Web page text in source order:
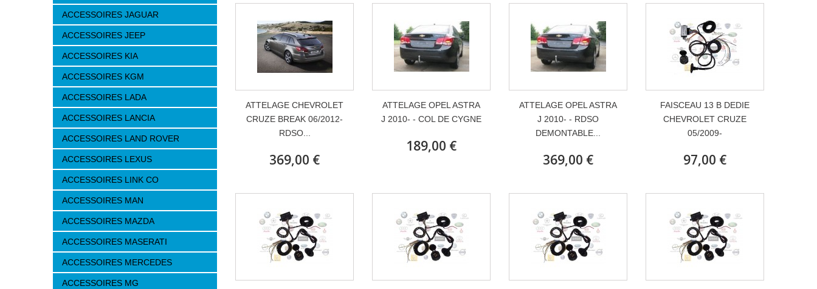
ACCESSOIRES JAGUAR
ACCESSOIRES JEEP
ACCESSOIRES KIA
ACCESSOIRES KGM
ACCESSOIRES LADA
ACCESSOIRES LANCIA
ACCESSOIRES LAND ROVER
ACCESSOIRES LEXUS
ACCESSOIRES LINK CO
ACCESSOIRES MAN
ACCESSOIRES MAZDA
ACCESSOIRES MASERATI
ACCESSOIRES MERCEDES
ACCESSOIRES MG
ATTELAGE CHEVROLET
CRUZE BREAK 06/2012-
RDSO...
369,00 €
ATTELAGE OPEL ASTRA
J 2010- - COL DE CYGNE
189,00 €
ATTELAGE OPEL ASTRA
J 2010- - RDSO
DEMONTABLE...
369,00 €
FAISCEAU 13 B DEDIE
CHEVROLET CRUZE
05/2009-
97,00 €